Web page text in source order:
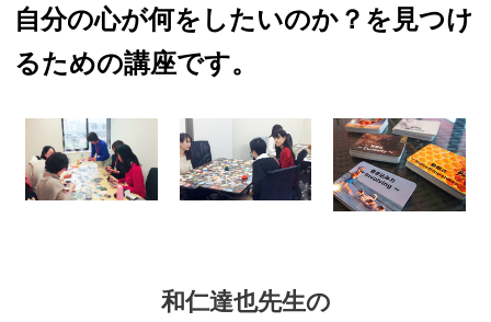
自分の心が何をしたいのか？を見つけ
るための講座です。
和仁達也先生の